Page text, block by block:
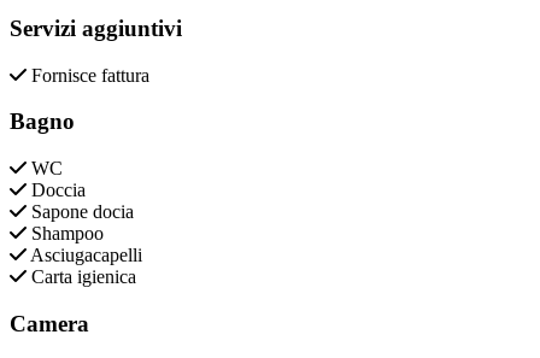
Servizi aggiuntivi
Fornisce fattura
Bagno
WC
Doccia
Sapone docia
Shampoo
Asciugacapelli
Carta igienica
Camera